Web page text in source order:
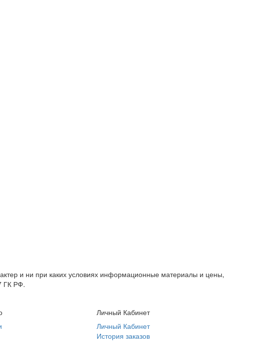
и ни при каких условиях информационные материалы и цены,
ГК РФ.
Личный Кабинет
Личный Кабинет
История заказов